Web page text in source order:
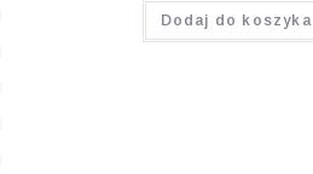
Dodaj do koszyka